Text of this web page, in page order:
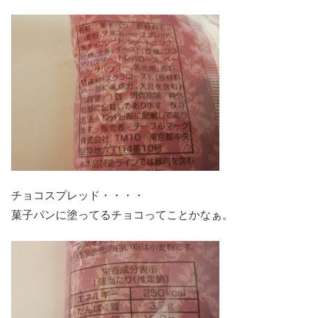
チョコスプレッド・・・・
菓子パンに塗ってるチョコってことかなぁ。